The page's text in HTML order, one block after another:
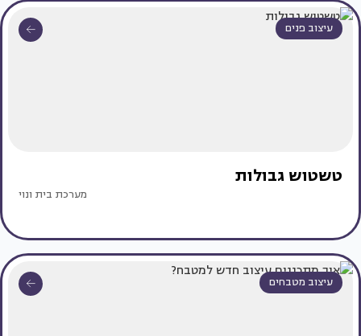
עיצוב פנים
טשטוש גבולות
מערכת בית ונוי
עיצוב מטבחים